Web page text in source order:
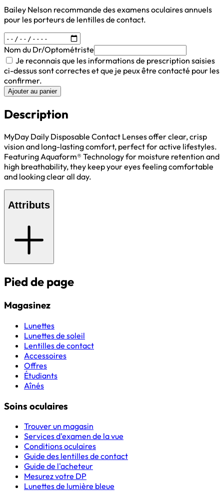
Bailey Nelson recommande des examens oculaires annuels
pour les porteurs de lentilles de contact.
Nom du Dr/Optométriste
Je reconnais que les informations de prescription saisies
ci-dessus sont correctes et que je peux être contacté pour les
confirmer.
Ajouter au panier
Description
MyDay Daily Disposable Contact Lenses offer clear, crisp
vision and long-lasting comfort, perfect for active lifestyles.
Featuring Aquaform® Technology for moisture retention and
high breathability, they keep your eyes feeling comfortable
and looking clear all day.
Attributs
Pied de page
Magasinez
Lunettes
Lunettes de soleil
Lentilles de contact
Accessoires
Offres
Étudiants
Aînés
Soins oculaires
Trouver un magasin
Services d'examen de la vue
Conditions oculaires
Guide des lentilles de contact
Guide de l'acheteur
Mesurez votre DP
Lunettes de lumière bleue